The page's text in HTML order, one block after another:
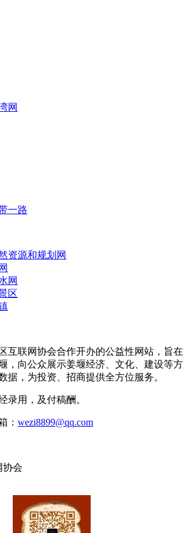
网
一路
资源和规划网
网
区
联网协会合作开办的公益性网站，旨在
，向公众展示姜堰经济、文化、建设等方
据，为投资、招商提供全方位服务。
用，及付稿酬。
： wezi8899@qq.com
协会